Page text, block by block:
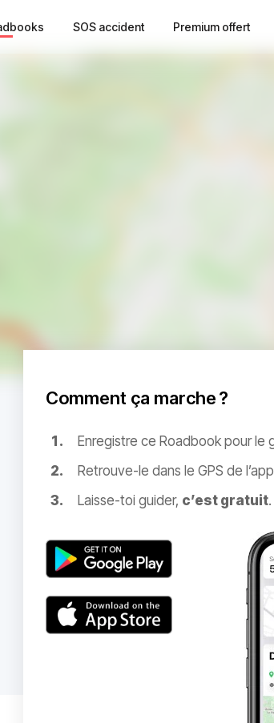
SOS accident Premium offert
Comment ça marche ?
Enregistre ce Roadbook pour le
Retrouve-le dans le GPS de l’app
Laisse-toi guider, c’est gratuit.